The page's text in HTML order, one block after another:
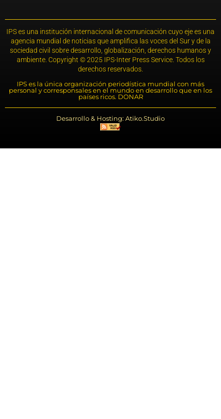
IPS es una institución internacional de comunicación cuyo eje es una
agencia mundial de noticias que amplifica las voces del Sur y de la
sociedad civil sobre desarrollo, globalización, derechos humanos y
ambiente. Copyright © 2025 IPS-Inter Press Service. Todos los
derechos reservados.
IPS es la única organización periodística mundial con más
personal y corresponsales en el mundo en desarrollo que en los
países ricos. DONAR
Desarrollo & Hosting: Atiko.Studio